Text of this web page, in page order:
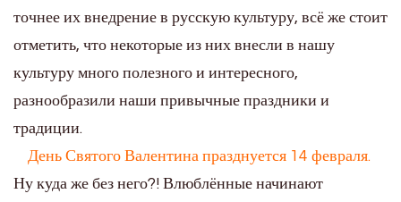
точнее их внедрение в русскую культуру, всё же стоит
отметить, что некоторые из них внесли в нашу
культуру много полезного и интересного,
разнообразили наши привычные праздники и
традиции.
День Святого Валентина празднуется 14 февраля.
Ну куда же без него?! Влюблённые начинают